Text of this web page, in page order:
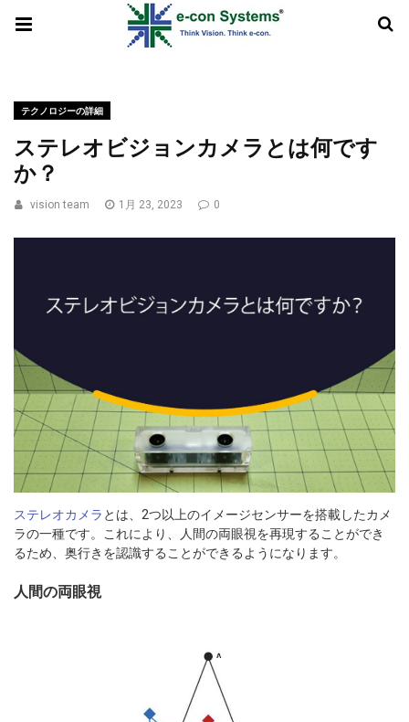
テクノロジーの詳細
ステレオビジョンカメラとは何です
か？
vision team 1月 23, 2023 0
ステレオカメラ とは、2つ以上のイメージセンサーを搭載したカメ
ラの一種です。これにより、人間の両眼視を再現することができ
るため、奥行きを認識することができるようになります。
人間の両眼視